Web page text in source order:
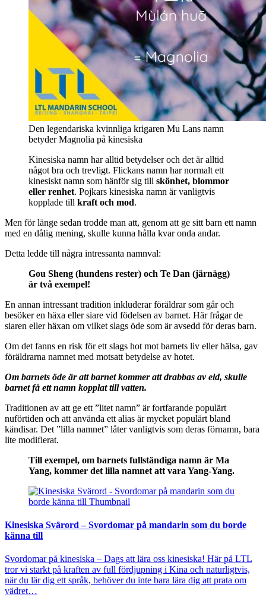
Den legendariska kvinnliga krigaren Mu Lans namn
betyder Magnolia på kinesiska
Kinesiska namn har alltid betydelser och det är alltid
något bra och trevligt. Flickans namn har normalt ett
kinesiskt namn som hänför sig till skönhet, blommor
eller renhet. Pojkars kinesiska namn är vanligtvis
kopplade till kraft och mod.
Men för länge sedan trodde man att, genom att ge sitt barn ett namn
med en dålig mening, skulle kunna hålla kvar onda andar.
Detta ledde till några intressanta namnval:
Gou Sheng (hundens rester) och Te Dan (järnägg)
är två exempel!
En annan intressant tradition inkluderar föräldrar som går och
besöker en häxa eller siare vid födelsen av barnet. Här frågar de
siaren eller häxan om vilket slags öde som är avsedd för deras barn.
Om det fanns en risk för ett slags hot mot barnets liv eller hälsa, gav
föräldrarna namnet med motsatt betydelse av hotet.
Om barnets öde är att barnet kommer att drabbas av eld, skulle
barnet få ett namn kopplat till vatten.
Traditionen av att ge ett ”litet namn” är fortfarande populärt
nuförtiden och att använda ett alias är mycket populärt bland
kändisar. Det ”lilla namnet” låter vanligtvis som deras förnamn, bara
lite modifierat.
Till exempel, om barnets fullständiga namn är Ma
Yang, kommer det lilla namnet att vara Yang-Yang.
Kinesiska Svärord – Svordomar på mandarin som du borde
känna till
Svordomar på kinesiska – Dags att lära oss kinesiska! Här på LTL
tror vi starkt på kraften av full fördjupning i Kina och naturligtvis,
när du lär dig ett språk, behöver du inte bara lära dig att prata om
vädret…